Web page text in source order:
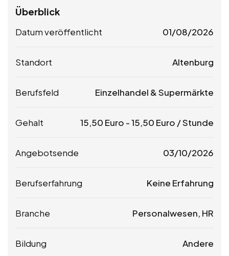
Überblick
Datum veröffentlicht 01/08/2026
Standort Altenburg
Berufsfeld Einzelhandel & Supermärkte
Gehalt 15,50 Euro -15,50 Euro / Stunde
Angebotsende 03/10/2026
Berufserfahrung Keine Erfahrung
Branche Personalwesen, HR
Bildung Andere